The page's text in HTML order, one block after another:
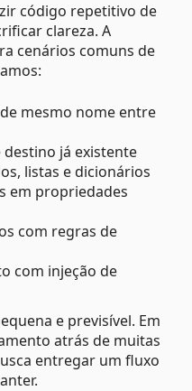
código repetitivo de
clareza. A
cenários comuns de
mesmo nome entre
já existente
listas e dicionários
em propriedades
com regras de
com injeção de
e previsível. Em
atrás de muitas
entregar um fluxo